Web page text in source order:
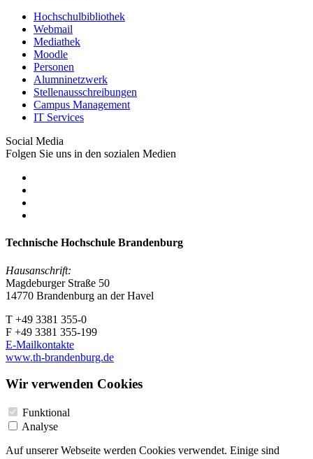
Hochschulbibliothek
Webmail
Mediathek
Moodle
Personen
Alumninetzwerk
Stellenausschreibungen
Campus Management
IT Services
Social Media
Folgen Sie uns in den sozialen Medien
Technische Hochschule Brandenburg
Hausanschrift:
Magdeburger Straße 50
14770 Brandenburg an der Havel
T +49 3381 355-0
F +49 3381 355-199
E-Mailkontakte
www.th-brandenburg.de
Wir verwenden Cookies
Funktional
Analyse
Auf unserer Webseite werden Cookies verwendet. Einige sind